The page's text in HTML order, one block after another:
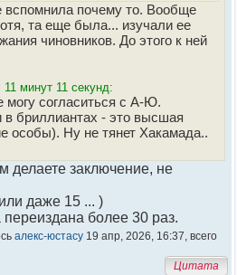
вспомнила почему то. Вообще
та еще была... изучали ее
чиновников. До этого к ней
минут 11 секунд:
могу согласиться с А-Ю.
бриллиантах - это высшая
особы). Ну не тянет Хакамада..
делаете заключение, не
даже 15 ... )
более 30 раз.
алекс-юстасу 19 апр, 2026, 16:37, всего
Цитата